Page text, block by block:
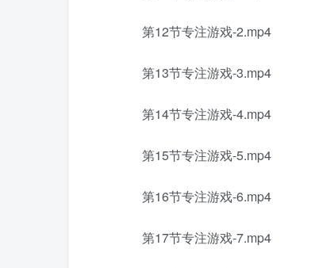
第12节专注游戏-2.mp4
第13节专注游戏-3.mp4
第14节专注游戏-4.mp4
第15节专注游戏-5.mp4
第16节专注游戏-6.mp4
第17节专注游戏-7.mp4